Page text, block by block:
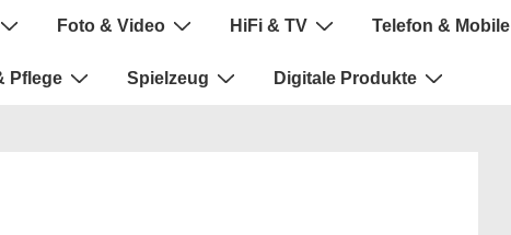
Foto & Video HiFi & TV Telefon & Mobile
Pflege Spielzeug Digitale Produkte